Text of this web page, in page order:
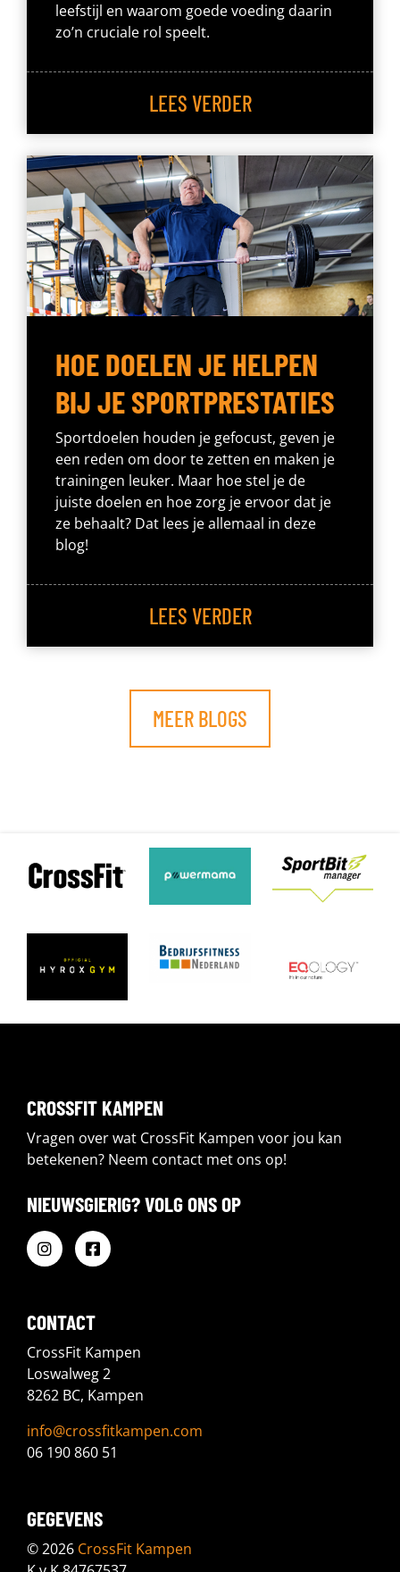
leefstijl en waarom goede voeding daarin
zo’n cruciale rol speelt.
LEES VERDER
HOE DOELEN JE HELPEN
BIJ JE SPORTPRESTATIES
Sportdoelen houden je gefocust, geven je
een reden om door te zetten en maken je
trainingen leuker. Maar hoe stel je de
juiste doelen en hoe zorg je ervoor dat je
ze behaalt? Dat lees je allemaal in deze
blog!
LEES VERDER
MEER BLOGS
CROSSFIT KAMPEN
Vragen over wat CrossFit Kampen voor jou kan
betekenen? Neem contact met ons op!
NIEUWSGIERIG? VOLG ONS OP
CONTACT
CrossFit Kampen
Loswalweg 2
8262 BC, Kampen
info@crossfitkampen.com
06 190 860 51
GEGEVENS
© 2026 CrossFit Kampen